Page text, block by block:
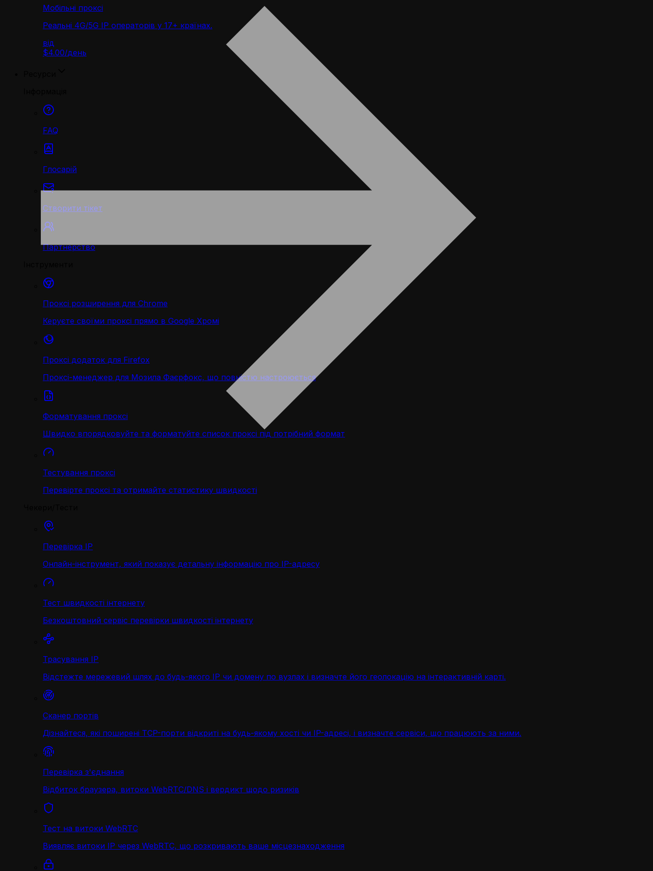
Мобільні проксі
Реальні 4G/5G IP операторів у 17+ країнах.
від
$4.00/день
FAQ
Глосарій
Створити тікет
Партнерство
Проксі розширення для Chrome
Керуєте своїми проксі прямо в Google Хромі
Проксі додаток для Firefox
Проксі-менеджер для Мозила Фаєрфокс, що повністю настроюється
Форматування проксі
Швидко впорядковуйте та форматуйте список проксі під потрібний формат
Тестування проксі
Перевірте проксі та отримайте статистику швидкості
Перевірка IP
Онлайн-інструмент, який показує детальну інформацію про IP-адресу
Тест швидкості інтернету
Безкоштовний сервіс перевірки швидкості інтернету
Трасування IP
Відстежте мережевий шлях до будь-якого IP чи домену по вузлах і визначте його геолокацію на інтерактивній карті.
Сканер портів
Дізнайтеся, які поширені TCP-порти відкриті на будь-якому хості чи IP-адресі, і визначте сервіси, що працюють за ними.
Перевірка з'єднання
Відбиток браузера, витоки WebRTC/DNS і вердикт щодо ризиків
Тест на витоки WebRTC
Виявляє витоки IP через WebRTC, що розкривають ваше місцезнаходження